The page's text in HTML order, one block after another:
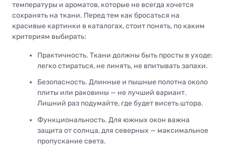
температуры и ароматов, которые не всегда хочется
сохранять на ткани. Перед тем как бросаться на
красивые картинки в каталогах, стоит понять, по каким
критериям выбирать:
Практичность. Ткани должны быть просты в уходе:
легко стираться, не линять, не впитывать запахи.
Безопасность. Длинные и пышные полотна около
плиты или раковины — не лучший вариант.
Лишний раз подумайте, где будет висеть штора.
Функциональность. Для южных окон важна
защита от солнца, для северных — максимальное
пропускание света.